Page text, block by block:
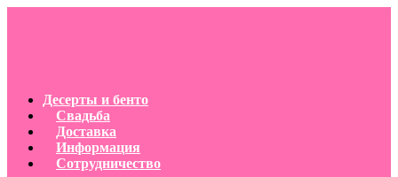
Десерты и бенто
Свадьба
Доставка
Информация
Сотрудничество